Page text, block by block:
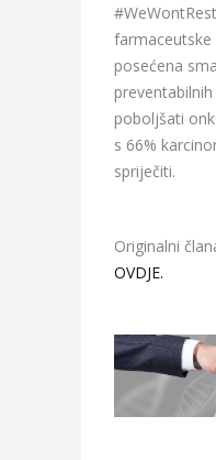
posećena
poboljšati
s 66%
spriječiti.
Originalni
OVDJE.